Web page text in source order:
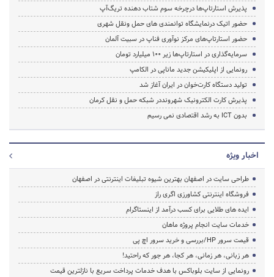
پذیرش استارتاپ‌ها درچرخه سوم شتاب دهنده تریگ‌آپ
حضور اتیک درنمایشگاه توانمندی های حمل ونقل شهری
حضور استارتاپ‌های مرکز نوآوری فناپ در سبیت آلمان
سرمایه‌گذاری در استارتاپ‌ها زیر 100 میلیارد تومان
رونمایی از اپلیکیشن جدید ماناپی در الکامپ
تولید دستگاه کارت‌خوان در ایران آغاز شد
پذیرش کارت الکترونیک شهرونددر شبکه حمل و نقل کرمان
بدون ICT به رشد اقتصادی نمی رسیم
اخبار ویژه
طراحی سایت در اصفهان بهترین شیوه تبلیغات اینترنتی در اصفهان
فروشگاه اینترنتی کشاورزی اگری راز
ایده های طلایی برای کسب درآمد از اینستاگرام
خدمات سایت انجام پروژه ماهان
قیمت سرور HP/بررسی و خرید سرور اچ پی
هر زبانی، هر زمانی، هر کجا، هر جور که راحتید!
رونمایی از سایت بلوباکس با هدف خدمات پرداخت سریع با نازلترین قیمت